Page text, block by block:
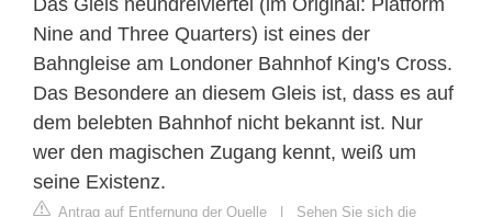
Nine and Three Quarters) ist eines der
Bahngleise am Londoner Bahnhof King's Cross.
Das Besondere an diesem Gleis ist, dass es auf
dem belebten Bahnhof nicht bekannt ist. Nur
wer den magischen Zugang kennt, weiß um
seine Existenz.
Antrag auf Entfernung der Quelle | Sehen Sie sich die